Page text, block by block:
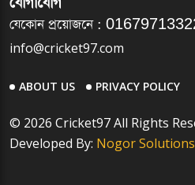
যেকোন প্রয়োজনে :
info@cricket97.com
ABOUT US PRIVACY POLICY
© 2026 Cricket97 All Rights
Developed By: Nogor